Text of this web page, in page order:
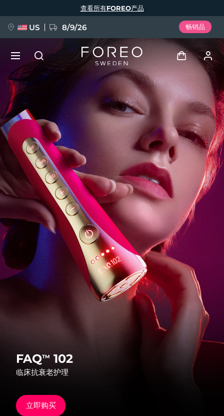
FAQTM 102
临床抗衰老护理
立即购买
查看所有FOREO产品
US 8/9/26 畅销品
用户信息
我的设备
我的订单
我的地址
我的订阅
新品
FAQ™ Pure Beauty-Tech Elixir
BREAKING NEWS
issa™ Teeth Whitening Set
FAQ™ Dual LED Panel
特别优惠
语言
English Deutsch
Español
Français
Italiano
Português
Polski
Svenska
Русский
Türkçe
简体中文 繁體中文
发货国家
预计送达日期
英国 预计送达日期 8/8/26
预计送达日期 8/8/26
预计送达日期 8/11/26
8/8/26
德国
加拿大